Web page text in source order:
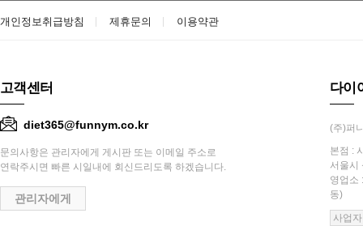
개인정보취급방침 제휴문의 이용약관
고객센터
diet365@funnym.co.kr
문의사항은 관리자에게 게시판 또는 이메일 주소로
연락주시면 빠른 시일내에 회신드리도록 하겠습니다.
관리자에게
다이
(주)퍼
본점 :
서울시
영업소
동)
사업